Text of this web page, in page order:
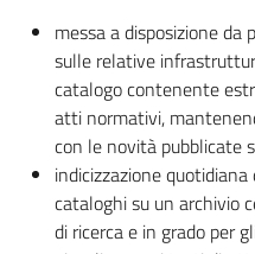
messa a disposizione da
sulle relative
catalogo contenente
atti normativi,
con le novità pubblicate
indicizzazione
cataloghi su un archivio
di ricerca e in grado per